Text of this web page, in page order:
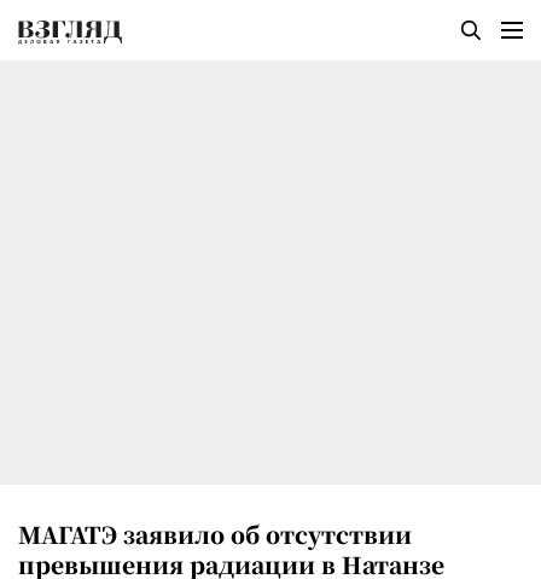
МАГАТЭ заявило об отсутствии
превышения радиации в Натанзе